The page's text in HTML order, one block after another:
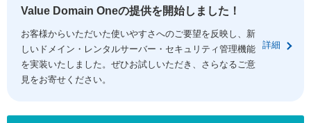
ドメイン移管
ドメイン価格一覧
ドメイン一括検索
.jpドメインオークション
コアサーバー
バリューサーバー
XREA
セキュリティトップ
Value Domain ネットde診断
SSL証明書
サービストップ
お得意様割引
facebook
Value Domain Oneの提供を開始しました！
お客様からいただいた使いやすさへのご要望を反映し、新
しいドメイン・レンタルサーバー・セキュリティ管理機能
を実装いたしました。ぜひお試しいただき、さらなるご意
見をお寄せください。
詳細